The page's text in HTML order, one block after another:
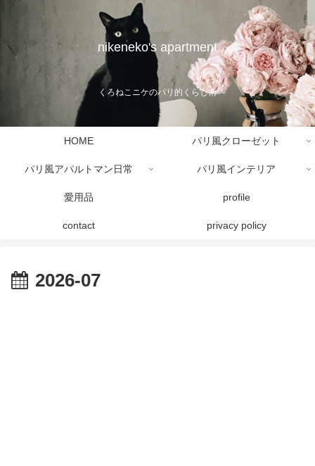
nikeneko's apartment
くろねこニケのパリ的くらし術
HOME パリ風クローゼット
パリ風アパルトマン日常 パリ風インテリア
愛用品 profile
contact privacy policy
2026-07